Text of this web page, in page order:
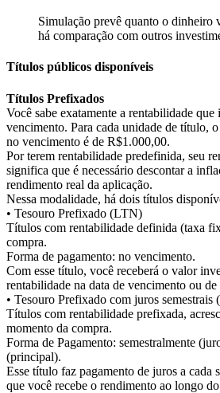
Simulação prevê quanto o dinheiro
há comparação com outros
Títulos públicos disponíveis
Títulos Prefixados
Você sabe exatamente a rentabilidade que
vencimento. Para cada unidade de título,
no vencimento é de R$1.000,00.
Por terem rentabilidade predefinida, seu
significa que é necessário descontar a
rendimento real da aplicação.
Nessa modalidade, há dois títulos
• Tesouro Prefixado (LTN)
Títulos com rentabilidade definida (taxa
compra.
Forma de pagamento: no vencimento.
Com esse título, você receberá o valor
rentabilidade na data de vencimento ou de
• Tesouro Prefixado com juros
Títulos com rentabilidade prefixada,
momento da compra.
Forma de Pagamento: semestralmente
(principal).
Esse título faz pagamento de juros a cada
que você recebe o rendimento ao longo